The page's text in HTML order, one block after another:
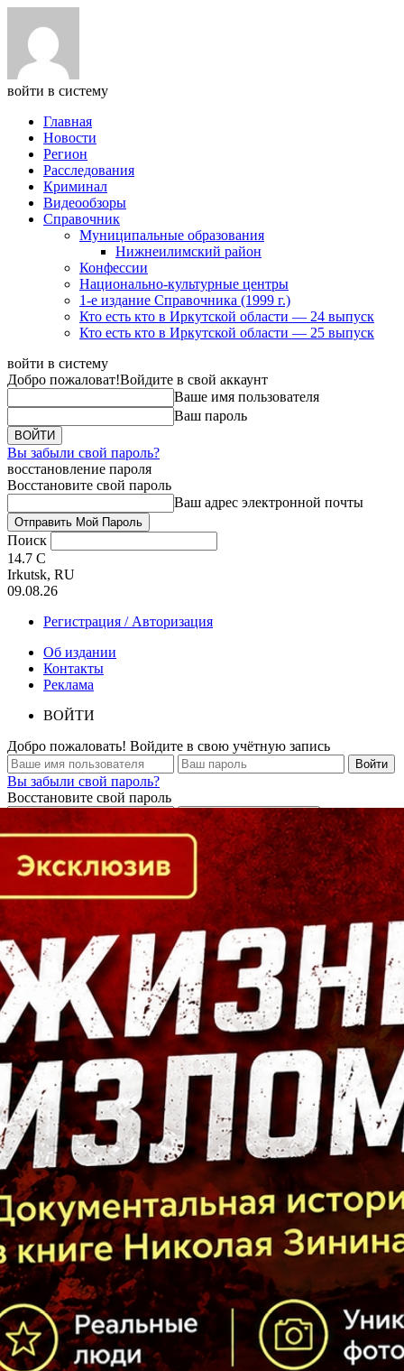
войти в систему
Главная
Новости
Регион
Расследования
Криминал
Видеообзоры
Справочник
Муниципальные образования
Нижнеилимский район
Конфессии
Национально-культурные центры
1-е издание Справочника (1999 г.)
Кто есть кто в Иркутской области — 24 выпуск
Кто есть кто в Иркутской области — 25 выпуск
войти в систему
Добро пожаловат!Войдите в свой аккаунт
Ваше имя пользователя
Ваш пароль
Вы забыли свой пароль?
восстановление пароля
Восстановите свой пароль
Ваш адрес электронной почты
Поиск
14.7 C
Irkutsk, RU
09.08.26
Регистрация / Авторизация
Об издании
Контакты
Реклама
ВОЙТИ
Добро пожаловать! Войдите в свою учётную запись
Вы забыли свой пароль?
Восстановите свой пароль
Кто есть кто в Байкальском регионе